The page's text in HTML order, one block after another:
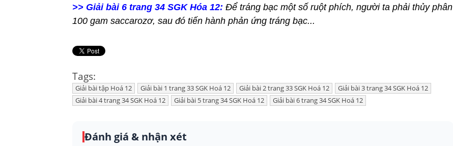
>> Giải bài 6 trang 34 SGK Hóa 12: Để tráng bạc một số ruột phích, người ta phải thủy phân
100 gam saccarozơ, sau đó tiến hành phản ứng tráng bạc...
Tags:
Giải bài tập Hoá 12 Giải bài 1 trang 33 SGK Hoá 12 Giải bài 2 trang 33 SGK Hoá 12
Giải bài 3 trang 34 SGK Hoá 12
Giải bài 4 trang 34 SGK Hoá 12
Giải bài 5 trang 34 SGK Hoá 12 Giải bài 6 trang 34 SGK Hoá 12
Đánh giá & nhận xét